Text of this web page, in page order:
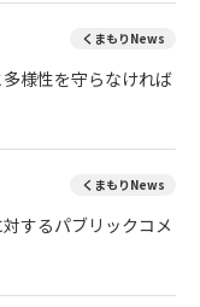
くまもりNews
様性を守らなければ
くまもりNews
するパブリックコメ